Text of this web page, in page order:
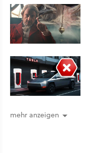
mehr anzeigen